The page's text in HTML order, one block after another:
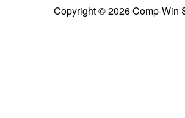
Copyright © 2026 Comp-Win